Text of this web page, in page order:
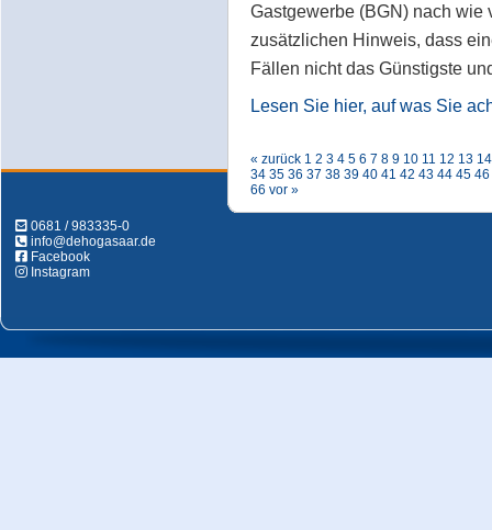
Gastgewerbe (BGN) nach wie
zusätzlichen Hinweis, dass
Fällen nicht das Günstigste
Lesen Sie hier, auf was Sie
« zurück 1 2 3 4 5 6 7 8 9 10 11 12 13 14
34 35 36 37 38 39 40 41 42 43 44 45 46
66 vor »
0681 / 983335-0
info@dehogasaar.de
Facebook
Instagram